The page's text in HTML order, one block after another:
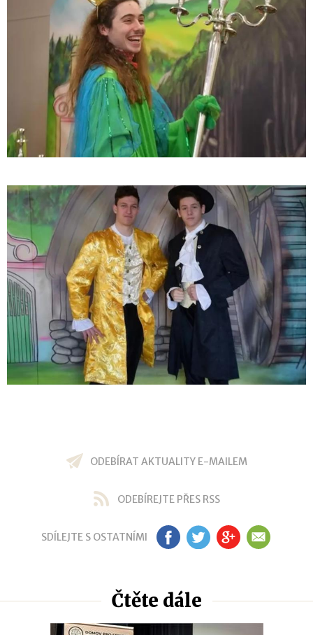
ODEBÍRAT AKTUALITY E-MAILEM
ODEBÍREJTE PŘES RSS
SDÍLEJTE S OSTATNÍMI FB TW GP EM
Čtěte dále